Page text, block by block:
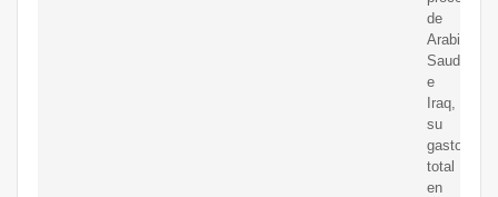
de
Arabia
Saudita
e
Iraq,
su
gasto
total
en